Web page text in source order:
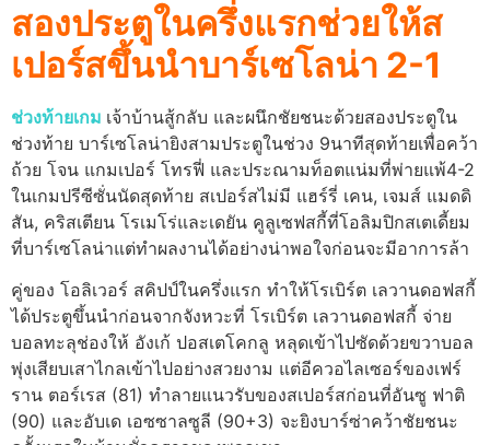
สองประตูในครึ่งแรกช่วยให้ส
เปอร์สขึ้นนําบาร์เซโลน่า 2-1
ช่วงท้ายเกม เจ้าบ้านสู้กลับ และผนึกชัยชนะด้วยสองประตูใน
ช่วงท้าย บาร์เซโลน่ายิงสามประตูในช่วง 9นาทีสุดท้ายเพื่อคว้า
ถ้วย โจน แกมเปอร์ โทรฟี่ และประณามท็อตแน่มที่พ่ายแพ้4-2
ในเกมปรีซีซั่นนัดสุดท้าย สเปอร์สไม่มี แฮร์รี่ เคน, เจมส์ แมดดิ
สัน, คริสเตียน โรเมโร่และเดยัน คูลูเซฟสกี้ที่โอลิมปิกสเตเดี้ยม
ที่บาร์เซโลน่าแต่ทําผลงานได้อย่างน่าพอใจก่อนจะมีอาการล้า
คู่ของ โอลิเวอร์ สคิปป์ในครึ่งแรก ทําให้โรเบิร์ต เลวานดอฟสกี้
ได้ประตูขึ้นนําก่อนจากจังหวะที่ โรเบิร์ต เลวานดอฟสกี้ จ่าย
บอลทะลุช่องให้ อังเก้ ปอสเตโคกลู หลุดเข้าไปซัดด้วยขวาบอล
พุ่งเสียบเสาไกลเข้าไปอย่างสวยงาม แต่อีควอไลเซอร์ของเฟร์
ราน ตอร์เรส (81) ทําลายแนวรับของสเปอร์สก่อนที่อันซู ฟาติ
(90) และอับเด เอซซาลซูลี (90+3) จะยิงบาร์ซ่าคว้าชัยชนะ